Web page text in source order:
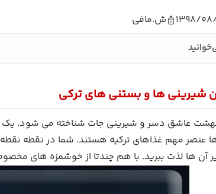
1398/ ش.مافی
شیرینی ها و بستنی های ترکی
بهشت عاشق دسر و شیرینی جات شناخته می شود.
عنصر مهم غذاهای ترکیه هستند. شما در نقطه
آن ها لذت ببرید. با هم چندتا از خوشمزه های